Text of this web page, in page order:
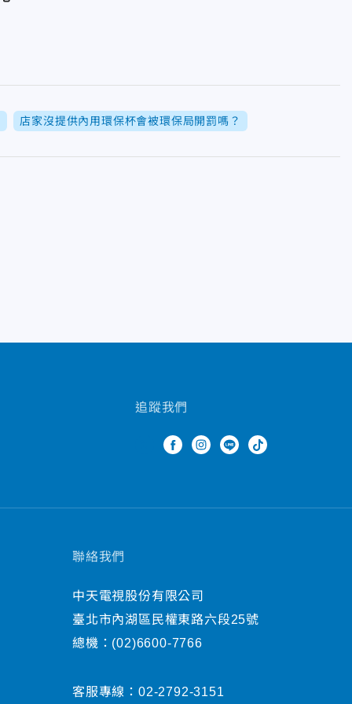
店家沒提供內用環保杯會被環保局開罰嗎？
追蹤我們
聯絡我們
中天電視股份有限公司
臺北市內湖區民權東路六段25號
總機： (02)6600-7766
客服專線： 02-2792-3151